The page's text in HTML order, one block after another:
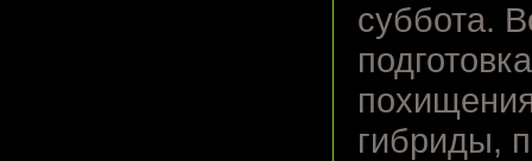
суббота.
гибриды,